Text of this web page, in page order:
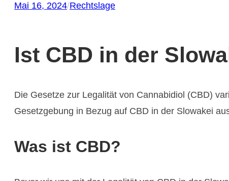
Mai 16, 2024/Rechtslage
Ist CBD in der
Die Gesetze zur Legalität von Cannabidiol (CBD)
Gesetzgebung in Bezug auf CBD in der Slowakei
Was ist CBD?